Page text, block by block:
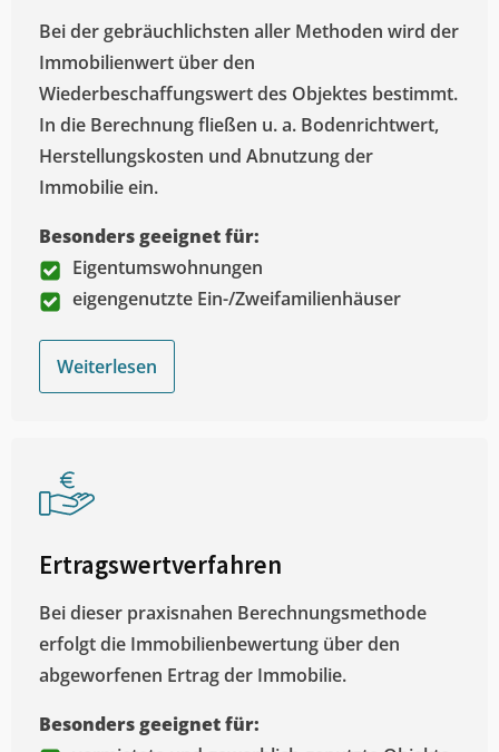
Bei der gebräuchlichsten aller Methoden wird der
Immobilienwert über den
Wiederbeschaffungswert des Objektes bestimmt.
In die Berechnung fließen u. a. Bodenrichtwert,
Herstellungskosten und Abnutzung der
Immobilie ein.
Besonders geeignet für:
Eigentumswohnungen
eigengenutzte Ein-/Zweifamilienhäuser
Weiterlesen
Ertragswertverfahren
Bei dieser praxisnahen Berechnungsmethode
erfolgt die Immobilienbewertung über den
abgeworfenen Ertrag der Immobilie.
Besonders geeignet für: